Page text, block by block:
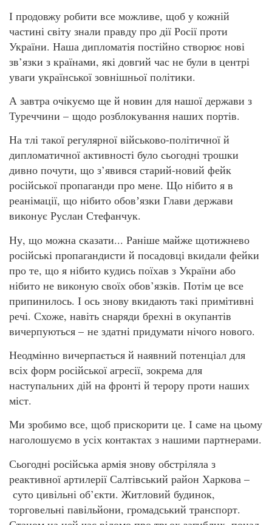
І продовжу робити все можливе, щоб у кожній
частині світу знали правду про дії Росії проти
України. Наша дипломатія постійно створює нові
зв’язки з країнами, які довгий час не були в центрі
уваги української зовнішньої політики.
А завтра очікуємо ще й новин для нашої держави з
Туреччини – щодо розблокування наших портів.
На тлі такої регулярної військово-політичної й
дипломатичної активності було сьогодні трошки
дивно почути, що з’явився старий-новий фейк
російської пропаганди про мене. Що нібито я в
реанімації, що нібито обовʼязки Глави держави
виконує Руслан Стефанчук.
Ну, що можна сказати... Раніше майже щотижнево
російські пропагандисти й посадовці вкидали фейки
про те, що я нібито кудись поїхав з України або
нібито не виконую своїх обов’язків. Потім це все
припинилось. І ось знову вкидають такі примітивні
речі. Схоже, навіть снаряди брехні в окупантів
вичерпуються – не здатні придумати нічого нового.
Неодмінно вичерпається й наявний потенціал для
всіх форм російської агресії, зокрема для
наступальних дій на фронті й терору проти наших
міст.
Ми зробимо все, щоб прискорити це. І саме на цьому
наголошуємо в усіх контактах з нашими партнерами.
Сьогодні російська армія знову обстріляла з
реактивної артилерії Салтівський район Харкова –
суто цивільні об’єкти. Житловий будинок,
торговельні павільйони, громадський транспорт.